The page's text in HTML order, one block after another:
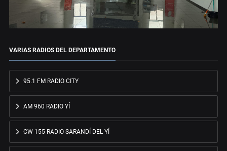
VARIAS RADIOS DEL DEPARTAMENTO
95.1 FM RADIO CITY
AM 960 RADIO YÍ
CW 155 RADIO SARANDÍ DEL YÍ